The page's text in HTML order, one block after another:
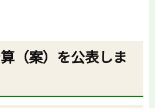
（案）を公表しま